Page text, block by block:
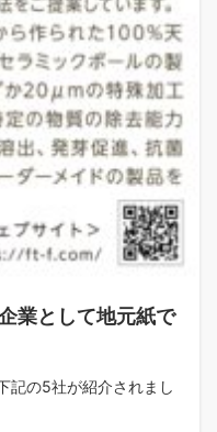
業として地元紙で
記の5社が紹介されまし